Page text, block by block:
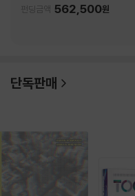
펀딩금액 562,500원
단독판매